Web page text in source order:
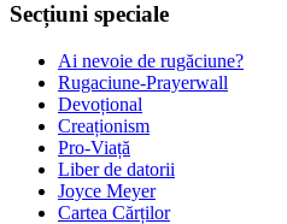
Secțiuni speciale
Ai nevoie de rugăciune?
Rugaciune-Prayerwall
Devoțional
Creaționism
Pro-Viață
Liber de datorii
Joyce Meyer
Cartea Cărților